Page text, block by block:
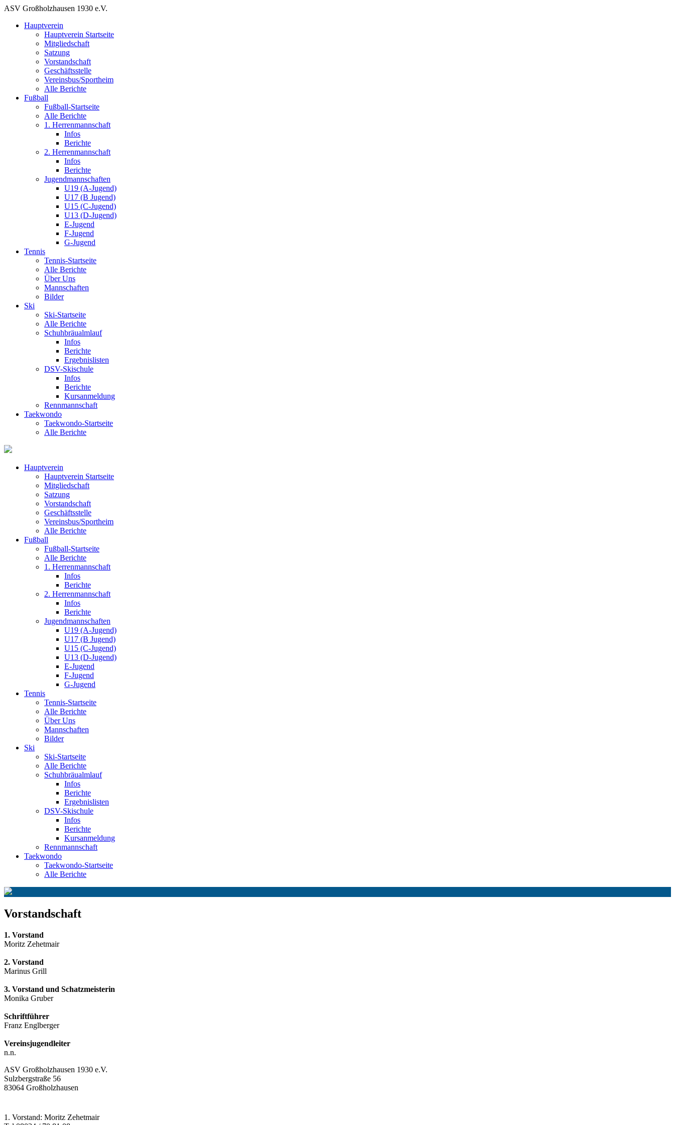
ASV Großholzhausen 1930 e.V.
Hauptverein
Hauptverein Startseite
Mitgliedschaft
Satzung
Vorstandschaft
Geschäftsstelle
Vereinsbus/Sportheim
Alle Berichte
Fußball
Fußball-Startseite
Alle Berichte
1. Herrenmannschaft
Infos
Berichte
2. Herrenmannschaft
Infos
Berichte
Jugendmannschaften
U19 (A-Jugend)
U17 (B Jugend)
U15 (C-Jugend)
U13 (D-Jugend)
E-Jugend
F-Jugend
G-Jugend
Tennis
Tennis-Startseite
Alle Berichte
Über Uns
Mannschaften
Bilder
Ski
Ski-Startseite
Alle Berichte
Schuhbräualmlauf
Infos
Berichte
Ergebnislisten
DSV-Skischule
Infos
Berichte
Kursanmeldung
Rennmannschaft
Taekwondo
Taekwondo-Startseite
Alle Berichte
Hauptverein
Hauptverein Startseite
Mitgliedschaft
Satzung
Vorstandschaft
Geschäftsstelle
Vereinsbus/Sportheim
Alle Berichte
Fußball
Fußball-Startseite
Alle Berichte
1. Herrenmannschaft
Infos
Berichte
2. Herrenmannschaft
Infos
Berichte
Jugendmannschaften
U19 (A-Jugend)
U17 (B Jugend)
U15 (C-Jugend)
U13 (D-Jugend)
E-Jugend
F-Jugend
G-Jugend
Tennis
Tennis-Startseite
Alle Berichte
Über Uns
Mannschaften
Bilder
Ski
Ski-Startseite
Alle Berichte
Schuhbräualmlauf
Infos
Berichte
Ergebnislisten
DSV-Skischule
Infos
Berichte
Kursanmeldung
Rennmannschaft
Taekwondo
Taekwondo-Startseite
Alle Berichte
Vorstandschaft
1. Vorstand
Moritz Zehetmair
2. Vorstand
Marinus Grill
3. Vorstand und Schatzmeisterin
Monika Gruber
Schriftführer
Franz Englberger
Vereinsjugendleiter
n.n.
ASV Großholzhausen 1930 e.V.
Sulzbergstraße 56
83064 Großholzhausen
1. Vorstand: Moritz Zehetmair